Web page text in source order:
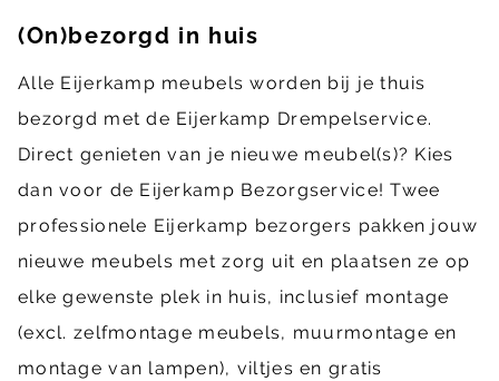
(On)bezorgd in huis
Alle Eijerkamp meubels worden bij je thuis
bezorgd met de Eijerkamp Drempelservice.
Direct genieten van je nieuwe meubel(s)? Kies
dan voor de Eijerkamp Bezorgservice! Twee
professionele Eijerkamp bezorgers pakken jouw
nieuwe meubels met zorg uit en plaatsen ze op
elke gewenste plek in huis, inclusief montage
(excl. zelfmontage meubels, muurmontage en
montage van lampen), viltjes en gratis